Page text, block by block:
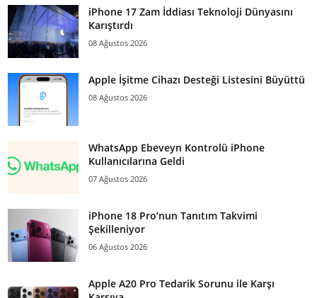
iPhone 17 Zam İddiası Teknoloji Dünyasını
Karıştırdı
08 Ağustos 2026
Apple İşitme Cihazı Desteği Listesini Büyüttü
08 Ağustos 2026
WhatsApp Ebeveyn Kontrolü iPhone
Kullanıcılarına Geldi
07 Ağustos 2026
iPhone 18 Pro’nun Tanıtım Takvimi
Şekilleniyor
06 Ağustos 2026
Apple A20 Pro Tedarik Sorunu ile Karşı